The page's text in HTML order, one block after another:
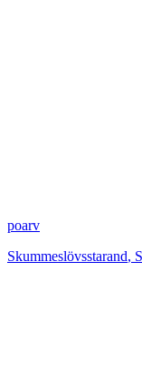
poarv
Skummeslövsstarand,